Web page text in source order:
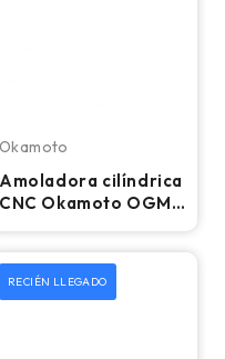
Okamoto
Amoladora cilíndrica
CNC Okamoto OGM
RECIÉN LLEGADO